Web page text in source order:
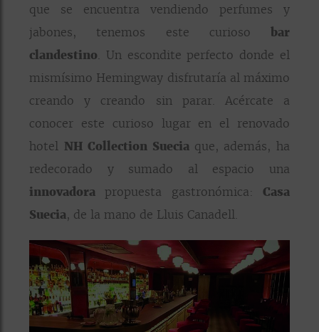
que se encuentra vendiendo perfumes y
jabones, tenemos este curioso bar
clandestino. Un escondite perfecto donde el
mismísimo Hemingway disfrutaría al máximo
creando y creando sin parar. Acércate a
conocer este curioso lugar en el renovado
hotel NH Collection Sueciaque, además, ha
redecorado y sumado al espacio una
innovadora propuesta gastronómica: Casa
Suecia, de la mano de Lluis Canadell.